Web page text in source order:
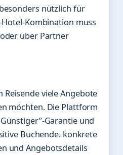
nützlich für
Kombination muss
über Partner
Reisende viele Angebote
möchten. Die Plattform
Garantie und
Buchende. konkrete
und Angebotsdetails